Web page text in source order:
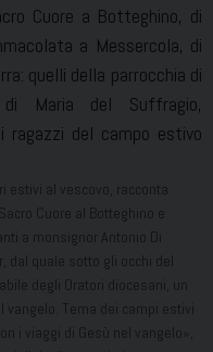
Cuore a Botteghino, di
a Messercola, di
quelli della parrocchia di
Maria del Suffragio,
ragazzi del campo estivo
estivi al vescovo, racconta
Cuore al Botteghino e
a monsignor Antonio Di
dal quale sotto gli occhi del
degli Oratori diocesani, un
vangelo. Tema dei campi estivi
i viaggi di Gesù nel vangelo»,